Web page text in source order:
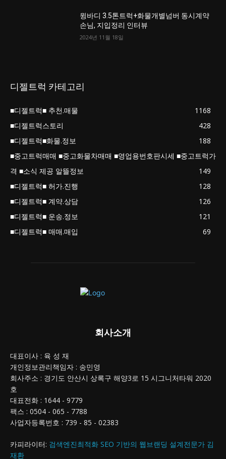
윙바디 3.5톤트럭+화물개별넘버 동시계약
손님, 지입정리 인터뷰
2024년 11월 18일
디젤트럭 카테고리
■디젤트럭■ 추천.매물
1168
■디젤트럭스토리
428
■디젤트럭■화물.정보
188
■중고트럭매매 ■중고화물차매매 ■영업용번호판시세 ■중고트럭가
격 ■소식 제공 알뜰정보
149
■디젤트럭■ 허가.진행
128
■디젤트럭■ 계약.상담
126
■디젤트럭■ 운송.정보
121
■디젤트럭■ 매매.매입
69
회사소개
대표이사 : 육 성 재
개인정보관리책임자 : 송민영
회사주소 : 경기도 안산시 상록구 해양3로 15 시그니처타워 2020
호
대표전화 : 1644 - 9779
팩스 : 0504 - 065 - 7788
사업자등록번호 : 739 - 85 - 02383
카피라이터: 검색엔진최적화 SEO 기반의 웹브랜딩 설계전문가 김
재환